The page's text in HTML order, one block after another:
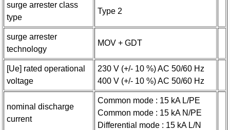
surge arrester class
type
Type 2
surge arrester
technology
MOV + GDT
[Ue] rated operational
voltage
230 V (+/- 10 %) AC 50/60 Hz
400 V (+/- 10 %) AC 50/60 Hz
nominal discharge
current
Common mode : 15 kA L/PE
Common mode : 15 kA N/PE
Differential mode : 15 kA L/N